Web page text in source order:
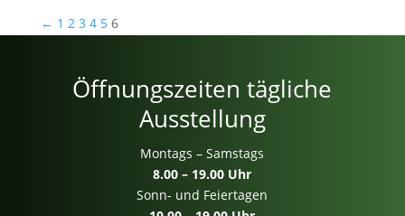
← 1 2 3 4 5 6
Öffnungszeiten tägliche
Ausstellung
Montags – Samstags
8.00 – 19.00 Uhr
Sonn- und Feiertagen